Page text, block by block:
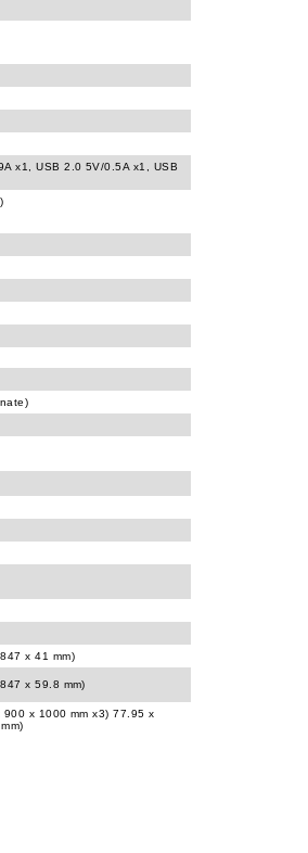
x1, USB 2.0 5V/0.5A x1, USB
x 41 mm)
x 59.8 mm)
x 1000 mm x3) 77.95 x